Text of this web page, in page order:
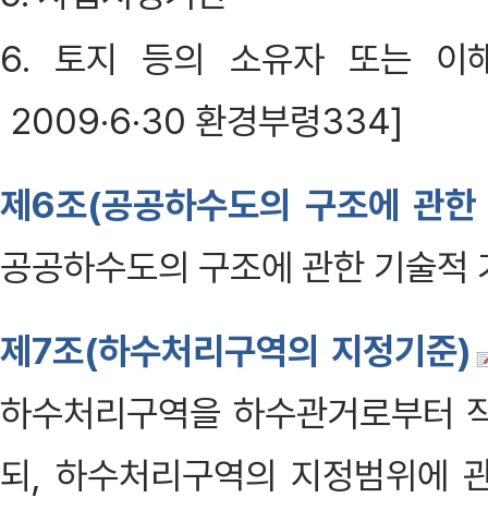
6. 토지 등의 소유자 또는 이
2009·6·30 환경부령334]
제6조(공공하수도의 구조에 관
공공하수도의 구조에 관한 기술적
제7조(하수처리구역의 지정기준)
하수처리구역을 하수관거로부터
되, 하수처리구역의 지정범위에